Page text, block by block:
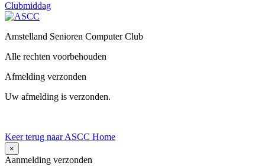
Clubmiddag
Amstelland Senioren Computer Club
Alle rechten voorbehouden
Afmelding verzonden
Uw afmelding is verzonden.
Keer terug naar ASCC Home
×
Aanmelding verzonden